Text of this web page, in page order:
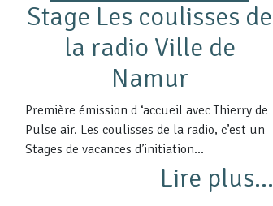
Stage Les coulisses de
la radio Ville de
Namur
Première émission d ‘accueil avec Thierry de
Pulse air. Les coulisses de la radio, c’est un
Stages de vacances d’initiation...
Lire plus...